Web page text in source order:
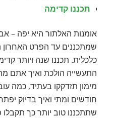
תכננו קדימה
אומנות האלתור היא יפה –
שמתכננים עד הפרט האחרון
כלכלית. תכננו שנה ויותר
התעשייה הולכת ואיך אתם
מימון תזדקקו בעתיד, כמה
חודשים ומתי ואיך בדיוק
שתתכננו טוב יותר כך